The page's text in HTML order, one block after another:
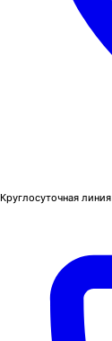
Круглосуточная линия